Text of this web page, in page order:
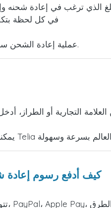
الذي ترغب في إعادة شحنه
في كل لحظة
عملية إعادة الشحن سارية المفعول في غضون وقت قصير وستتلقى إيصالًا يثبت إجرائها.
التجارية أو الطراز،
كيف أدفع رسوم